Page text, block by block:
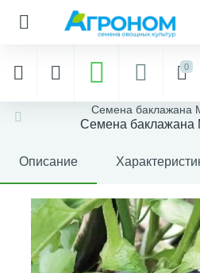
0
Семена баклажана
Семена баклажана
Описание